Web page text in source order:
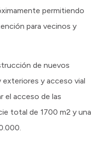
permitiendo
para vecinos y
de nuevos
y acceso vial
el acceso de las
total de 1700 m2 y una